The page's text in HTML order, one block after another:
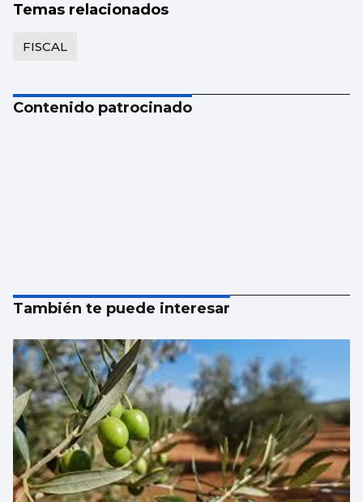
Temas relacionados
FISCAL
Contenido patrocinado
También te puede interesar